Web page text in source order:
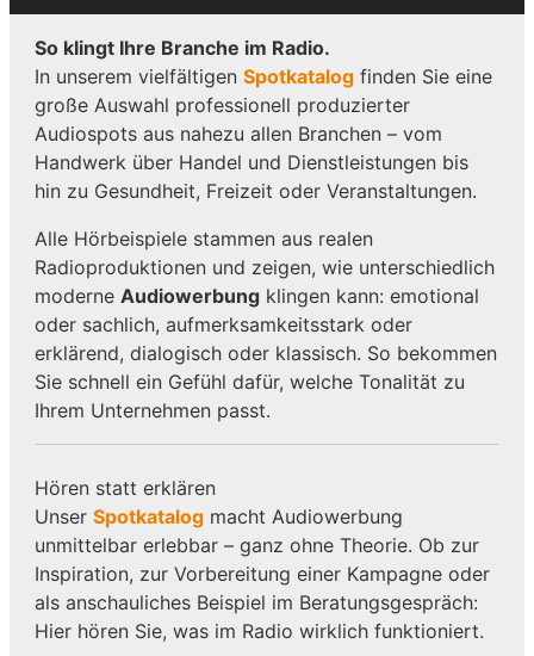
So klingt Ihre Branche im Radio.
In unserem vielfältigen Spotkatalogfinden Sie eine
große Auswahl professionell produzierter
Audiospots aus nahezu allen Branchen – vom
Handwerk über Handel und Dienstleistungen bis
hin zu Gesundheit, Freizeit oder Veranstaltungen.
Alle Hörbeispiele stammen aus realen
Radioproduktionen und zeigen, wie unterschiedlich
moderne Audiowerbungklingen kann: emotional
oder sachlich, aufmerksamkeitsstark oder
erklärend, dialogisch oder klassisch. So bekommen
Sie schnell ein Gefühl dafür, welche Tonalität zu
Ihrem Unternehmen passt.
Hören statt erklären
Unser Spotkatalogmacht Audiowerbung
unmittelbar erlebbar – ganz ohne Theorie. Ob zur
Inspiration, zur Vorbereitung einer Kampagne oder
als anschauliches Beispiel im Beratungsgespräch:
Hier hören Sie, was im Radio wirklich funktioniert.